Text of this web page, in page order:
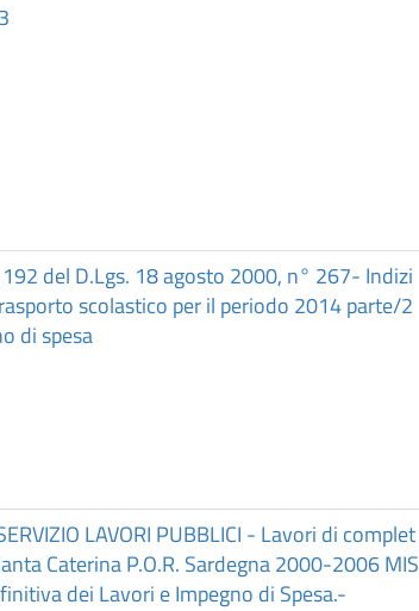
del D.Lgs. 18 agosto 2000, n° 267- Indizi
scolastico per il periodo 2014 parte/2
di spesa
LAVORI PUBBLICI - Lavori di complet
Caterina P.O.R. Sardegna 2000-2006 MIS
dei Lavori e Impegno di Spesa.-